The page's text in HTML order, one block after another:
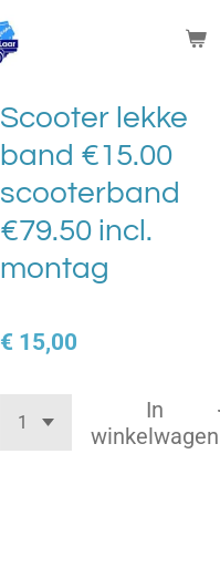
Scooter lekke
band €15.00
scooterband
€79.50 incl.
montag
€ 15,00
In
winkelwagen